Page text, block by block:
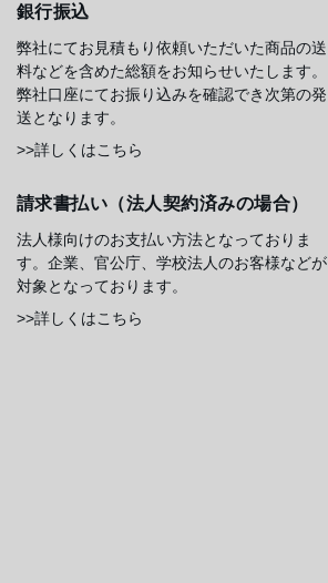
銀行振込
弊社にてお見積もり依頼いただいた商品の送
料などを含めた総額をお知らせいたします。
弊社口座にてお振り込みを確認でき次第の発
送となります。
>>詳しくはこちら
請求書払い（法人契約済みの場合）
法人様向けのお支払い方法となっておりま
す。企業、官公庁、学校法人のお客様などが
対象となっております。
>>詳しくはこちら